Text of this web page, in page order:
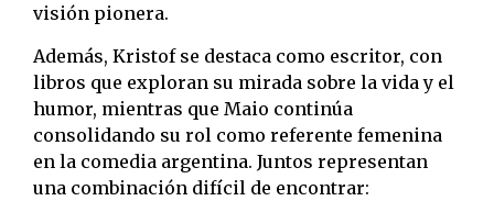
visión pionera.
Además, Kristof se destaca como escritor, con
libros que exploran su mirada sobre la vida y el
humor, mientras que Maio continúa
consolidando su rol como referente femenina
en la comedia argentina. Juntos representan
una combinación difícil de encontrar: